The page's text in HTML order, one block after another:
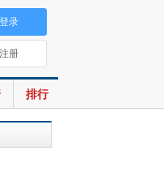
排行
登录
注册